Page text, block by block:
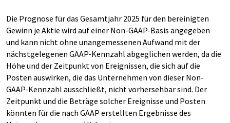
Die Prognose für das Gesamtjahr 2025 für den bereinigten
Gewinn je Aktie wird auf einer Non-GAAP-Basis angegeben
und kann nicht ohne unangemessenen Aufwand mit der
nächstgelegenen GAAP-Kennzahl abgeglichen werden, da die
Höhe und der Zeitpunkt von Ereignissen, die sich auf die
Posten auswirken, die das Unternehmen von dieser Non-
GAAP-Kennzahl ausschließt, nicht vorhersehbar sind. Der
Zeitpunkt und die Beträge solcher Ereignisse und Posten
könnten für die nach GAAP erstellten Ergebnisse des